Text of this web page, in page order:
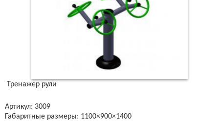
Тренажер рули
Артикул: 3009
Габаритные размеры: 1100×900×1400